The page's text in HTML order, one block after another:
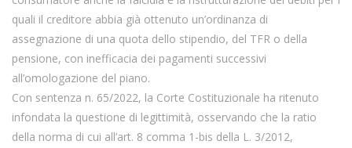
quali il creditore abbia già ottenuto un’ordinanza di
assegnazione di una quota dello stipendio, del TFR o della
pensione, con inefficacia dei pagamenti successivi
all’omologazione del piano.
Con sentenza n. 65/2022, la Corte Costituzionale ha ritenuto
infondata la questione di legittimità, osservando che la ratio
della norma di cui all’art. 8 comma 1-bis della L. 3/2012,